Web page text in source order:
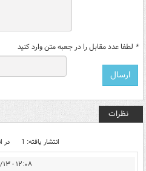
* لطفا عدد مقابل را در جعبه متن وارد کنید
نظرات
انتشار یافته: 1 در
۱۲:۰۸ - ۱۴۰۲/۰۸/۱۳